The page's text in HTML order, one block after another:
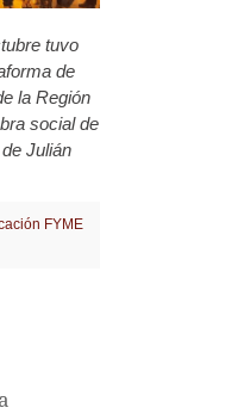
tuvo
de
la Región
social de
Julián
FYME